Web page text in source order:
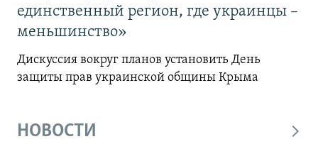
единственный регион, где украинцы –
меньшинство»
Дискуссия вокруг планов установить День
защиты прав украинской общины Крыма
НОВОСТИ